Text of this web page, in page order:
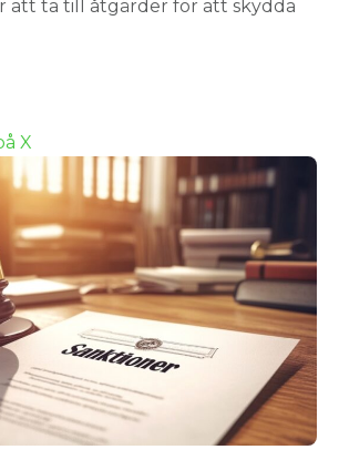
att ta till åtgärder för att skydda
X